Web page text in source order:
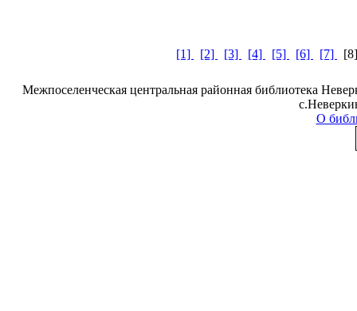
[1] [2] [3] [4] [5] [6] [7]
Межпоселенческая центральная районная библиотека
О